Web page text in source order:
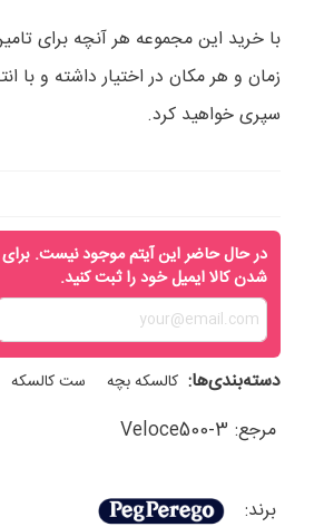
با خرید این مجموعه هر آنچه برای
زمان و هر مکان در اختیار داشته و با
سپری خواهید کرد.
در حال حاضر این آیتم موجود نیست.
شدن کالا ایمیل خود را ثبت کنید.
دسته‌بندی‌ها: کالسکه بچه ست کالسکه
مرجع: Veloce500-3
برند: